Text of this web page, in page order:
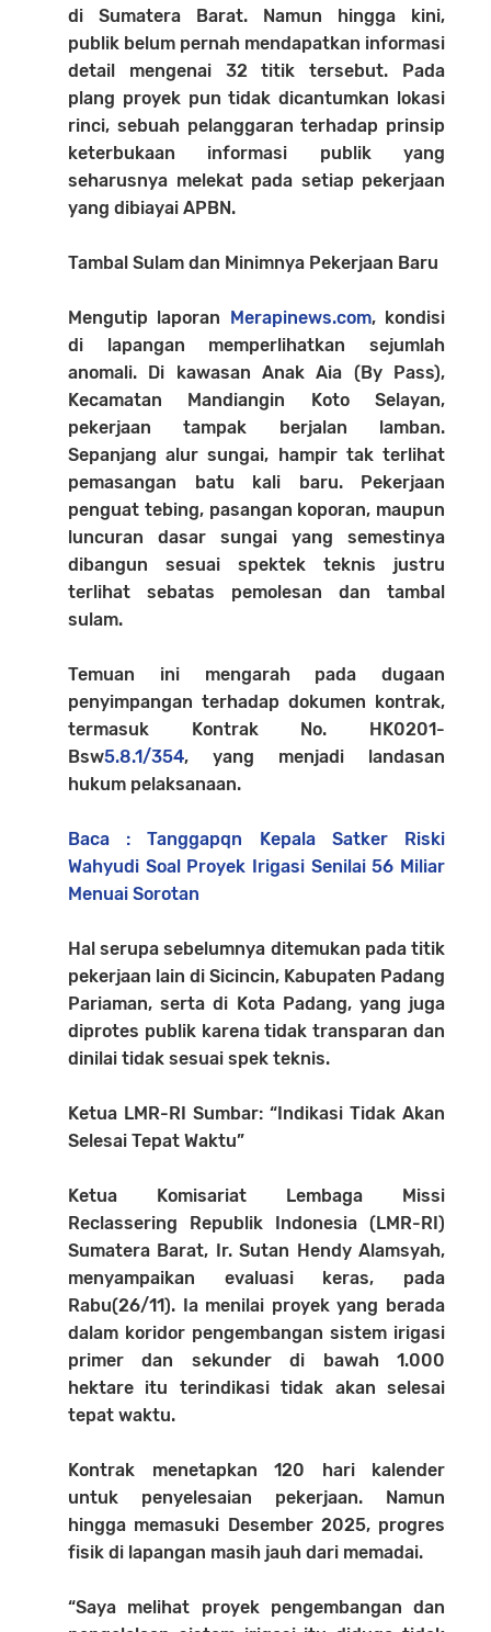
di Sumatera Barat. Namun hingga kini,
publik belum pernah mendapatkan informasi
detail mengenai 32 titik tersebut. Pada
plang proyek pun tidak dicantumkan lokasi
rinci, sebuah pelanggaran terhadap prinsip
keterbukaan informasi publik yang
seharusnya melekat pada setiap pekerjaan
yang dibiayai APBN.
Tambal Sulam dan Minimnya Pekerjaan Baru
Mengutip laporan Merapinews.com, kondisi
di lapangan memperlihatkan sejumlah
anomali. Di kawasan Anak Aia (By Pass),
Kecamatan Mandiangin Koto Selayan,
pekerjaan tampak berjalan lamban.
Sepanjang alur sungai, hampir tak terlihat
pemasangan batu kali baru. Pekerjaan
penguat tebing, pasangan koporan, maupun
luncuran dasar sungai yang semestinya
dibangun sesuai spektek teknis justru
terlihat sebatas pemolesan dan tambal
sulam.
Temuan ini mengarah pada dugaan
penyimpangan terhadap dokumen kontrak,
termasuk Kontrak No. HK0201-
Bsw5.8.1/354, yang menjadi landasan
hukum pelaksanaan.
Baca : Tanggapqn Kepala Satker Riski
Wahyudi Soal Proyek Irigasi Senilai 56 Miliar
Menuai Sorotan
Hal serupa sebelumnya ditemukan pada titik
pekerjaan lain di Sicincin, Kabupaten Padang
Pariaman, serta di Kota Padang, yang juga
diprotes publik karena tidak transparan dan
dinilai tidak sesuai spek teknis.
Ketua LMR-RI Sumbar: “Indikasi Tidak Akan
Selesai Tepat Waktu”
Ketua Komisariat Lembaga Missi
Reclassering Republik Indonesia (LMR-RI)
Sumatera Barat, Ir. Sutan Hendy Alamsyah,
menyampaikan evaluasi keras, pada
Rabu(26/11). Ia menilai proyek yang berada
dalam koridor pengembangan sistem irigasi
primer dan sekunder di bawah 1.000
hektare itu terindikasi tidak akan selesai
tepat waktu.
Kontrak menetapkan 120 hari kalender
untuk penyelesaian pekerjaan. Namun
hingga memasuki Desember 2025, progres
fisik di lapangan masih jauh dari memadai.
“Saya melihat proyek pengembangan dan